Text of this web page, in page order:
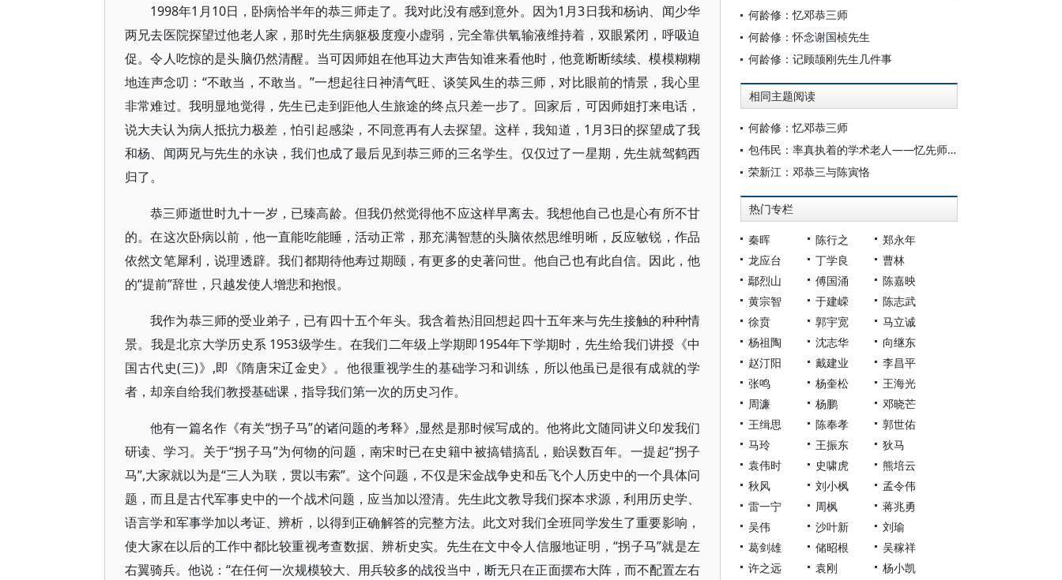
1998年1月10日，卧病恰半年的恭三师走了。我对此没有感到意外。因为1月3日我和杨讷、闻少华
两兄去医院探望过他老人家，那时先生病躯极度瘦小虚弱，完全靠供氧输液维持着，双眼紧闭，呼吸迫
促。令人吃惊的是头脑仍然清醒。当可因师姐在他耳边大声告知谁来看他时，他竟断断续续、模模糊糊
地连声念叨：“不敢当，不敢当。”一想起往日神清气旺、谈笑风生的恭三师，对比眼前的情景，我心里
非常难过。我明显地觉得，先生已走到距他人生旅途的终点只差一步了。回家后，可因师姐打来电话，
说大夫认为病人抵抗力极差，怕引起感染，不同意再有人去探望。这样，我知道，1月3日的探望成了我
和杨、闻两兄与先生的永诀，我们也成了最后见到恭三师的三名学生。仅仅过了一星期，先生就驾鹤西
归了。
恭三师逝世时九十一岁，已臻高龄。但我仍然觉得他不应这样早离去。我想他自己也是心有所不甘
的。在这次卧病以前，他一直能吃能睡，活动正常，那充满智慧的头脑依然思维明晰，反应敏锐，作品
依然文笔犀利，说理透辟。我们都期待他寿过期颐，有更多的史著问世。他自己也有此自信。因此，他
的“提前”辞世，只越发使人增悲和抱恨。
我作为恭三师的受业弟子，已有四十五个年头。我含着热泪回想起四十五年来与先生接触的种种情
景。我是北京大学历史系 1953级学生。在我们二年级上学期即1954年下学期时，先生给我们讲授《中
国古代史(三)》,即《隋唐宋辽金史》。他很重视学生的基础学习和训练，所以他虽已是很有成就的学
者，却亲自给我们教授基础课，指导我们第一次的历史习作。
他有一篇名作《有关“拐子马”的诸问题的考释》,显然是那时候写成的。他将此文随同讲义印发我们
研读、学习。关于“拐子马”为何物的问题，南宋时已在史籍中被搞错搞乱，贻误数百年。一提起“拐子
马”,大家就以为是“三人为联，贯以韦索”。这个问题，不仅是宋金战争史和岳飞个人历史中的一个具体问
题，而且是古代军事史中的一个战术问题，应当加以澄清。先生此文教导我们探本求源，利用历史学、
语言学和军事学加以考证、辨析，以得到正确解答的完整方法。此文对我们全班同学发生了重要影响，
使大家在以后的工作中都比较重视考查数据、辨析史实。先生在文中令人信服地证明，“拐子马”就是左
右翼骑兵。他说：“在任何一次规模较大、用兵较多的战役当中，断无只在正面摆布大阵，而不配置左右
何龄修：忆邓恭三师
何龄修：怀念谢国桢先生
何龄修：记顾颉刚先生几件事
相同主题阅读
何龄修：忆邓恭三师
包伟民：率真执着的学术老人——忆先师邓恭三先生
荣新江：邓恭三与陈寅恪
热门专栏
秦晖 陈行之
郑永年
龙应台
丁学良
曹林
鄢烈山
傅国涌
陈嘉映
黄宗智
于建嵘
陈志武
徐贲
郭宇宽
马立诚
杨祖陶
沈志华
向继东
赵汀阳
戴建业
李昌平
张鸣
杨奎松
王海光
周濂
杨鹏
邓晓芒
王缉思
陈奉孝
郭世佑
马玲
王振东
狄马
袁伟时
史啸虎
熊培云
秋风
刘小枫
孟令伟
雷一宁
周枫
蒋兆勇
吴伟
沙叶新
刘瑜
葛剑雄
储昭根
吴稼祥
许之远
袁刚
杨小凯